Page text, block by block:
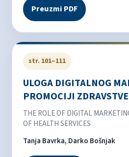
Preuzmi PDF
str. 101–111
ULOGA DIGITALNOG
PROMOCIJI
THE ROLE OF DIGITAL
OF HEALTH SERVICES
Tanja Bavrka, Darko Bošnjak